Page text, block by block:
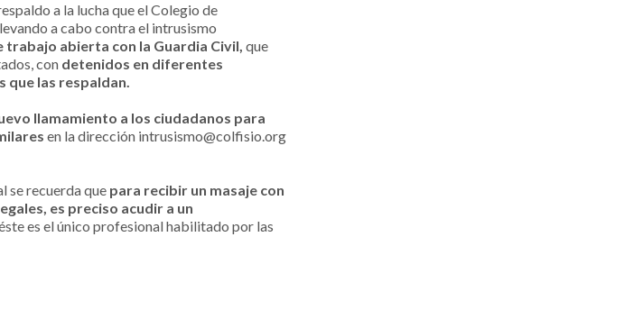
a la lucha que el Colegio de
a cabo contra el intrusismo
trabajo abierta con la Guardia Civil, que
con detenidos en diferentes
que las respaldan.
llamamiento a los ciudadanos para
en la dirección intrusismo@colfisio.org
se recuerda que para recibir un masaje con
es preciso acudir a un
es el único profesional habilitado por las